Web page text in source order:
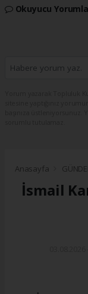
Okuyucu
Anasayfa
İsmail